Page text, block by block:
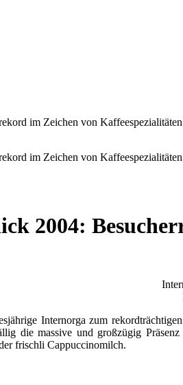
2004:
Internorga zum
die massive und großzügig
frischli Cappuccinomilch.